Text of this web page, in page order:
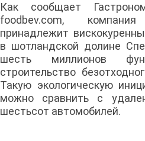
Как сообщает
foodbev.com,
принадлежит
в шотландской долине
шесть миллионов
строительство
Такую экологическую
можно сравнить с
шестьсот автомобилей.